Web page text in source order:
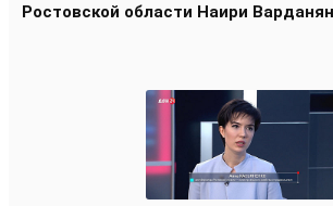
Ростовской области Наири